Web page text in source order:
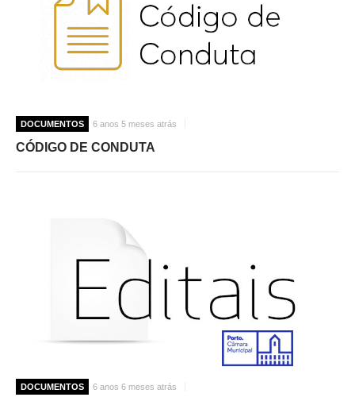
DOCUMENTOS 6 anos 5 meses atrás
CÓDIGO DE CONDUTA
DOCUMENTOS 6 anos 6 meses atrás